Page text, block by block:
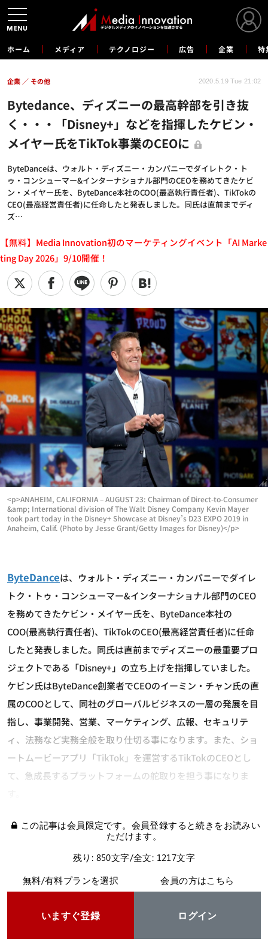
ホーム メディア テクノロジー 広告 企業 特
Bytedance、ディズニーの最高幹部を引き抜
く・・・「Disney+」などを指揮したケビン・
メイヤー氏をTikTok事業のCEOに
ByteDanceは、ウォルト・ディズニー・カンパニーでダイレトク・ト
ゥ・コンシューマー&インターナショナル部門のCEOを務めてきたケビ
ン・メイヤー氏を、ByteDance本社のCOO(最高執行責任者)、TikTokの
CEO(最高経営責任者)に任命したと発表しました。同氏は直前までディ
ズ…
企業 その他 2020.5.19 Tue 21:02
【無料】Media Innovation初のマーケティングイベント「AI Marke
ting Day 2026」9/10開催！
<p>ANAHEIM, CALIFORNIA – AUGUST 23: Chairman of Direct-to-Consumer
&amp; International division of The Walt Disney Company Kevin Mayer
took part today in the Disney+ Showcase at Disney’s D23 EXPO 2019 in
Anaheim, Calif. (Photo by Jesse Grant/Getty Images for Disney)</p>
ByteDanceは、ウォルト・ディズニー・カンパニーでダイレ
トク・トゥ・コンシューマー&インターナショナル部門のCEO
を務めてきたケビン・メイヤー氏を、ByteDance本社の
COO(最高執行責任者)、TikTokのCEO(最高経営責任者)に任命
したと発表しました。同氏は直前までディズニーの最重要プロ
ジェクトである「Disney+」の立ち上げを指揮していました。
ケビン氏はByteDance創業者でCEOのイーミン・チャン氏の直
属のCOOとして、同社のグローバルビジネスの一層の発展を目
指し、事業開発、営業、マーケティング、広報、セキュリテ
ィ、法務など実務全般を取り仕切る事になります。また、ショ
ートムービーアプリ「TikTok」を運営するTikTokのCEOとし
て、急成長するプラットフォームの舵取りを担う事になりま
この記事は会員限定です。会員登録すると続きをお読みい
ただけます。
残り: 850文字/全文: 1217文字
無料/有料プランを選択
いますぐ登録
会員の方はこちら
ログイン
MENU